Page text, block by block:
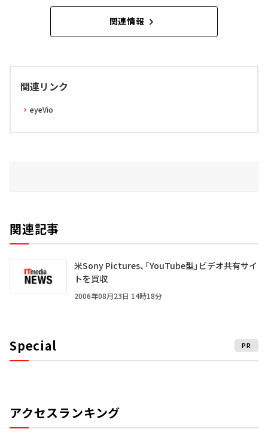
関連情報
関連リンク
eyeVio
関連記事
米Sony Pictures、「YouTube型」ビデオ共有サイ
トを買収
2006年08月23日 14時18分
Special PR
アクセスランキング